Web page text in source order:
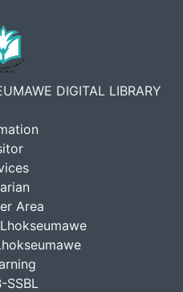
DIGITAL LIBRARY
Area
SSBL